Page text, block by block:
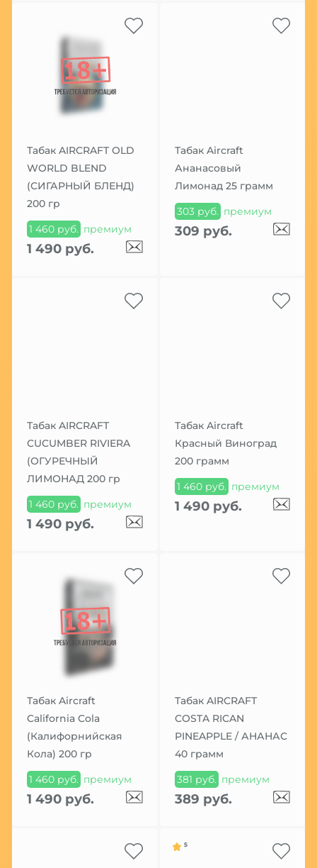
Табак AIRCRAFT OLD
WORLD BLEND
(СИГАРНЫЙ БЛЕНД)
200 гр
1 460 руб. премиум
1 490 руб.
Табак Aircraft
Ананасовый
Лимонад 25 грамм
303 руб. премиум
309 руб.
Табак AIRCRAFT
CUCUMBER RIVIERA
(ОГУРЕЧНЫЙ
ЛИМОНАД 200 гр
1 460 руб. премиум
1 490 руб.
Табак Aircraft
Красный Виноград
200 грамм
1 460 руб. премиум
1 490 руб.
Табак Aircraft
California Cola
(Калифорнийская
Кола) 200 гр
1 460 руб. премиум
1 490 руб.
Табак AIRCRAFT
COSTA RICAN
PINEAPPLE / АНАНАС
40 грамм
381 руб. премиум
389 руб.
5